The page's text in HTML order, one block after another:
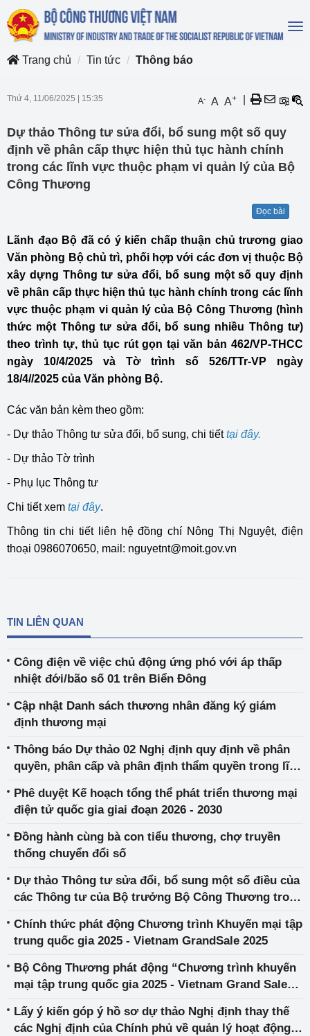
Trang chủ
Tin tức Thông báo
Thứ 4, 11/06/2025 15:35 A- A A+
Dự thảo Thông tư sửa đổi, bổ sung một số quy
định về phân cấp thực hiện thủ tục hành chính
trong các lĩnh vực thuộc phạm vi quản lý của Bộ
Công Thương
Đọc bài
Lãnh đạo Bộ đã có ý kiến chấp thuận chủ trương giao
Văn phòng Bộ chủ trì, phối hợp với các đơn vị thuộc Bộ
xây dựng Thông tư sửa đổi, bổ sung một số quy định
về phân cấp thực hiện thủ tục hành chính trong các lĩnh
vực thuộc phạm vi quản lý của Bộ Công Thương (hình
thức một Thông tư sửa đổi, bổ sung nhiều Thông tư)
theo trình tự, thủ tục rút gọn tại văn bản 462/VP-THCC
ngày 10/4/2025 và Tờ trình số 526/TTr-VP ngày
18/4//2025 của Văn phòng Bộ.
Các văn bản kèm theo gồm:
- Dự thảo Thông tư sửa đổi, bổ sung, chi tiếttại đây.
- Dự thảo Tờ trình
- Phụ lục Thông tư
Chi tiết xem tại đây.
Thông tin chi tiết liên hệ đồng chí Nông Thị Nguyệt, điện
thoại 0986070650, mail: nguyetnt@moit.gov.vn
TIN LIÊN QUAN
Công điện về việc chủ động ứng phó với áp thấp
nhiệt đới/bão số 01 trên Biển Đông
Cập nhật Danh sách thương nhân đăng ký giám
định thương mại
Thông báo Dự thảo 02 Nghị định quy định về phân
quyền, phân cấp và phân định thẩm quyền trong lĩnh
Phê duyệt Kế hoạch tổng thể phát triển thương mại
điện tử quốc gia giai đoạn 2026 - 2030
Đồng hành cùng bà con tiểu thương, chợ truyền
thống chuyển đổi số
Dự thảo Thông tư sửa đổi, bổ sung một số điều của
các Thông tư của Bộ trưởng Bộ Công Thương trong
Chính thức phát động Chương trình Khuyến mại tập
trung quốc gia 2025 - Vietnam GrandSale 2025
Bộ Công Thương phát động “Chương trình khuyến
mại tập trung quốc gia 2025 - Vietnam Grand Sale
Lấy ý kiến góp ý hồ sơ dự thảo Nghị định thay thế
các Nghị định của Chính phủ về quản lý hoạt động